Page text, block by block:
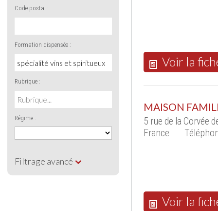
Code postal :
Formation dispensée :
Rubrique :
Régime :
Filtrage avancé
Voir la
MAISON
5 rue de la Corvée
France
Voir la